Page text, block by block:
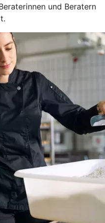
und Beratern